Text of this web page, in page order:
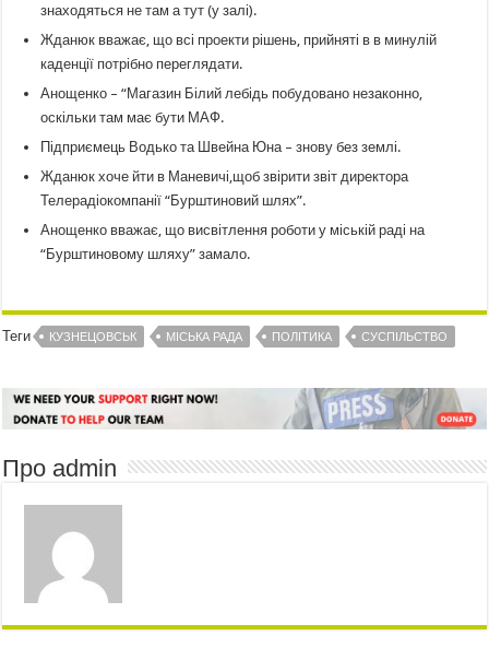
знаходяться не там а тут (у залі).
Жданюк вважає, що всі проекти рішень, прийняті в в минулій
каденції потрібно переглядати.
Анощенко – “Магазин Білий лебідь побудовано незаконно,
оскільки там має бути МАФ.
Підприємець Водько та Швейна Юна – знову без землі.
Жданюк хоче йти в Маневичі,щоб звірити звіт директора
Телерадіокомпанії “Бурштиновий шлях”.
Анощенко вважає, що висвітлення роботи у міській раді на
“Бурштиновому шляху” замало.
Теги КУЗНЕЦОВСЬК МІСЬКА РАДА ПОЛІТИКА СУСПІЛЬСТВО
Про admin